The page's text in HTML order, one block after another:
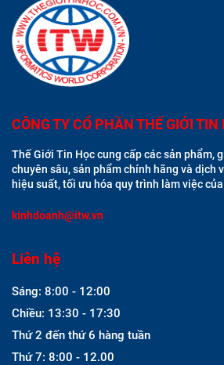
CÔNG TY CỔ PHẦN THẾ GIỚI TIN
Thế Giới Tin Học cung cấp các sản phẩm,
chuyên sâu, sản phẩm chính hãng và dịch
hiệu suất, tối ưu hóa quy trình làm việc
kinhdoanh@itw.vn
Liên hệ
Sáng: 8:00 - 12:00
Chiều: 13:30 - 17:30
Thứ 2 đến thứ 6 hàng tuần
Thứ 7: 8:00 - 12.00